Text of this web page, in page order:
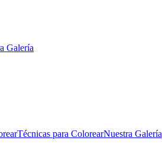
Galería
Técnicas para ColorearNuestra Galería